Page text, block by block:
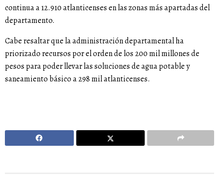
continua a 12.910 atlanticenses en las zonas más apartadas del
departamento.
Cabe resaltar que la administración departamental ha
priorizado recursos por el orden de los 200 mil millones de
pesos para poder llevar las soluciones de agua potable y
saneamiento básico a 298 mil atlanticenses.